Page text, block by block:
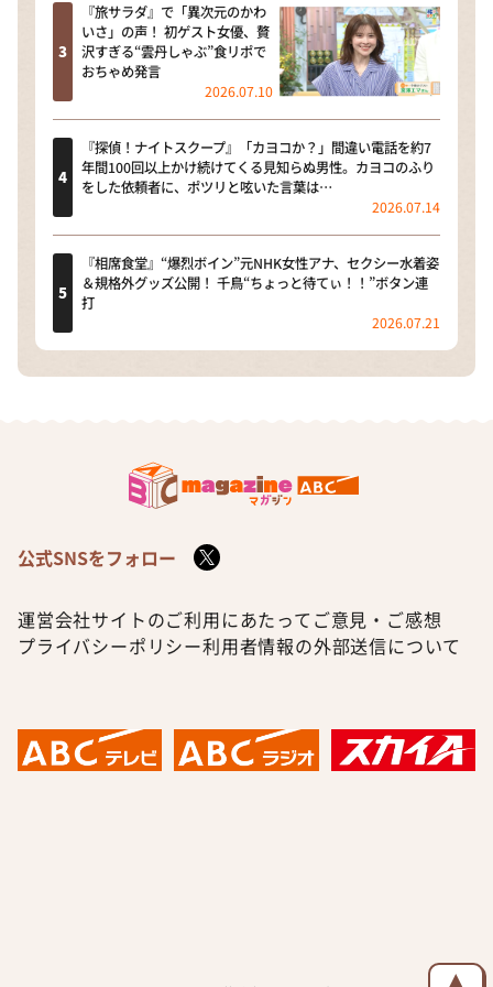
『旅サラダ』で「異次元のかわ
いさ」の声！ 初ゲスト女優、贅
沢すぎる“雲丹しゃぶ”食リポで
おちゃめ発言
2026.07.10
『探偵！ナイトスクープ』「カヨコか？」間違い電話を約7
年間100回以上かけ続けてくる見知らぬ男性。カヨコのふり
をした依頼者に、ポツリと呟いた言葉は…
2026.07.14
『相席食堂』“爆烈ボイン”元NHK女性アナ、セクシー水着姿
＆規格外グッズ公開！ 千鳥“ちょっと待てぃ！！”ボタン連
打
2026.07.21
公式SNSをフォロー
運営会社サイトのご利用にあたって ご意見・ご感想
プライバシーポリシー利用者情報の外部送信について